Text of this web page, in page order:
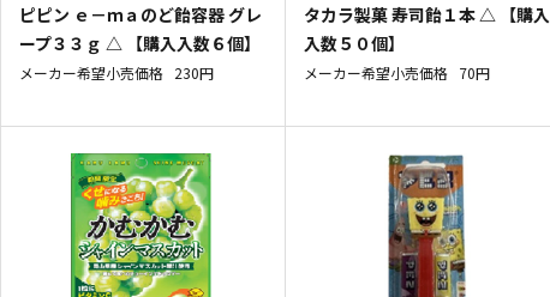
ピピン ｅ－ｍａのど飴容器 グレ
ープ３３ｇ △ 【購入入数６個】
メーカー希望小売価格 230円
タカラ製菓 寿司飴１本 △ 【購入
入数５０個】
メーカー希望小売価格 70円